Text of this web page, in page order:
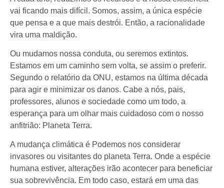
vai ficando mais difícil. Somos, assim, a única espécie
que pensa e a que mais destrói. Então, a racionalidade
vira uma maldição.
Ou mudamos nossa conduta, ou seremos extintos.
Estamos em um caminho sem volta, se assim o preferir.
Segundo o relatório da ONU, estamos na última década
para agir e minimizar os danos. Cabe a nós, pais,
professores, alunos e sociedade como um todo, a
esperança para um olhar mais cuidadoso com o nosso
anfitrião: Planeta Terra.
A mudança climática é Podemos nos considerar
invasores ou visitantes do planeta Terra. Onde a espécie
humana estiver, alterações irão acontecer para beneficiar
sua sobrevivência. Em todo caso, estará em uma das